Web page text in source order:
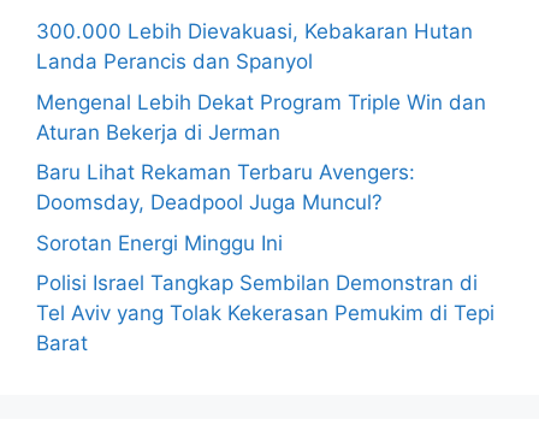
300.000 Lebih Dievakuasi, Kebakaran Hutan
Landa Perancis dan Spanyol
Mengenal Lebih Dekat Program Triple Win dan
Aturan Bekerja di Jerman
Baru Lihat Rekaman Terbaru Avengers:
Doomsday, Deadpool Juga Muncul?
Sorotan Energi Minggu Ini
Polisi Israel Tangkap Sembilan Demonstran di
Tel Aviv yang Tolak Kekerasan Pemukim di Tepi
Barat